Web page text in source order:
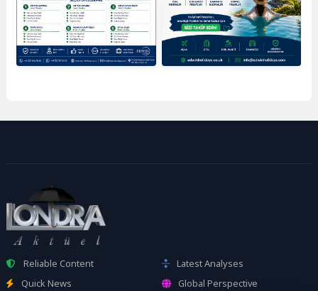
Reliable Content
Latest Analyses
Quick News
Global Perspective